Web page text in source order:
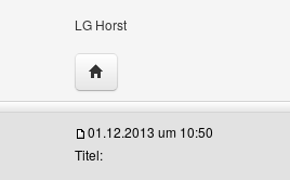
LG Horst
Website dieses Benutzers
01.12.2013 um 10:50
Titel: